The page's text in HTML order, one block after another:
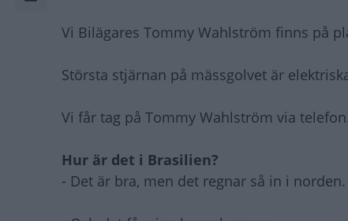
Vi Bilägares Tommy Wahlström finns på
Största stjärnan på mässgolvet är
Vi får tag på Tommy Wahlström via telefon.
Hur är det i Brasilien?
- Det är bra, men det regnar så in i